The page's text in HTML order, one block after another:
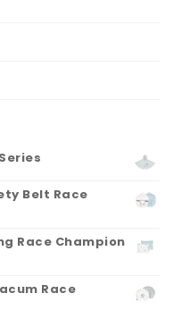
Belt Race
Race Champion
Race